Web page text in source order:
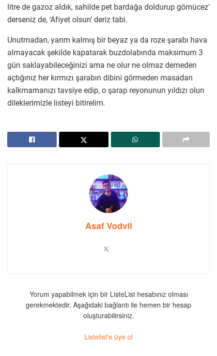
litre de gazoz aldık, sahilde pet bardağa doldurup gömücez’
derseniz de, ‘Afiyet olsun’ deriz tabi.
Unutmadan, yarım kalmış bir beyaz ya da roze şarabı hava
almayacak şekilde kapatarak buzdolabında maksimum 3
gün saklayabileceğinizi ama ne olur ne olmaz demeden
açtığınız her kırmızı şarabın dibini görmeden masadan
kalkmamanızı tavsiye edip, o şarap reyonunun yıldızı olun
dileklerimizle listeyi bitirelim.
Asaf Vodvil
Yorum yapabilmek için bir ListeList hesabınız olması
gerekmektedir. Aşağıdaki bağlantı ile hemen bir hesap
oluşturabilirsiniz.
Listelist'e üye ol